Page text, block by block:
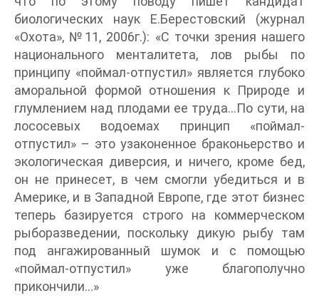
биологических наук Е.Берестовский (журнал
«Охота», №11, 2006г.): «С точки зрения нашего
национального менталитета, лов рыбы по
принципу «поймал-отпустил» является глубоко
аморальной формой отношения к Природе и
глумлением над плодами ее труда…По сути, на
лососевых водоемах принцип «поймал-
отпустил» – это узаконенное браконьерство и
экологическая диверсия, и ничего, кроме бед,
он не принесет, в чем смогли убедиться и в
Америке, и в Западной Европе, где этот бизнес
теперь базируется строго на коммерческом
рыборазведении, поскольку дикую рыбу там
под ангажированный шумок и с помощью
«поймал-отпустил» уже благополучно
прикончили…»